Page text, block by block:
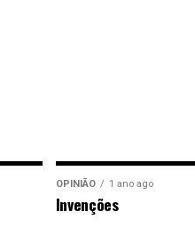
OPINIÃO 1 ano ago
Invenções